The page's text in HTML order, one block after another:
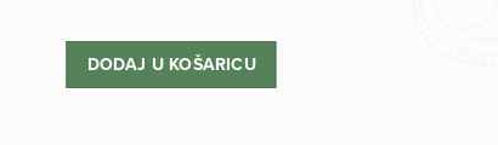
je:
38,80 €.
je:
34,90 €.
DODAJ U KOŠARICU